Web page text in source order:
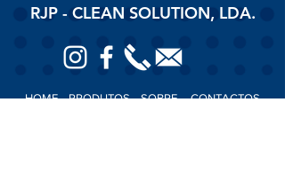
RJP - CLEAN SOLUTION, LDA.
HOMEPRODUTOSSOBRE CONTACTOS